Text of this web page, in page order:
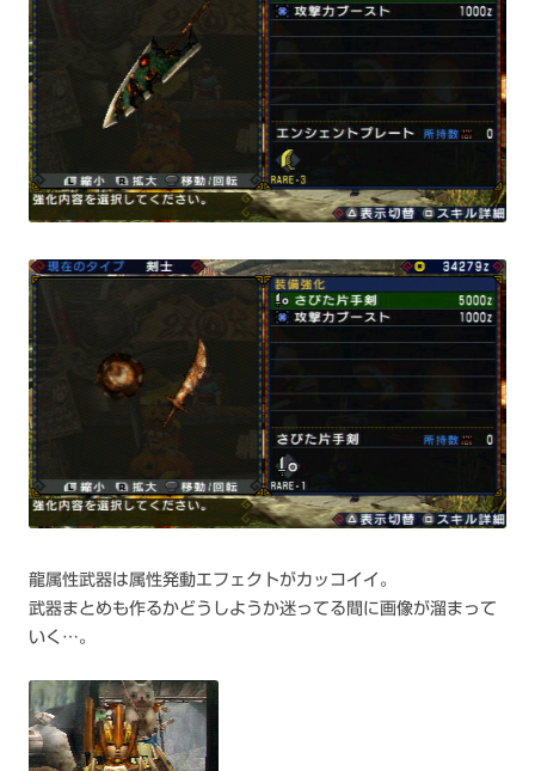
龍属性武器は属性発動エフェクトがカッコイイ。
武器まとめも作るかどうしようか迷ってる間に画像が溜まって
いく…。